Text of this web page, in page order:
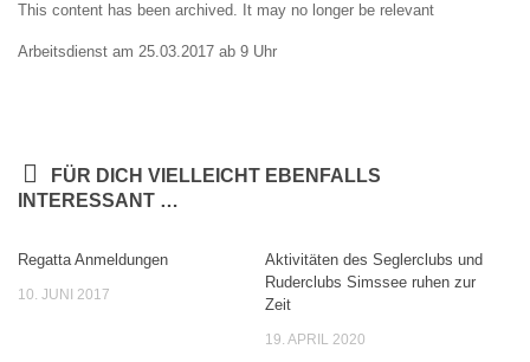
This content has been archived. It may no longer be relevant
Arbeitsdienst am 25.03.2017 ab 9 Uhr
FÜR DICH VIELLEICHT EBENFALLS
INTERESSANT …
Regatta Anmeldungen
10. JUNI 2017
Aktivitäten des Seglerclubs und
Ruderclubs Simssee ruhen zur
Zeit
19. APRIL 2020